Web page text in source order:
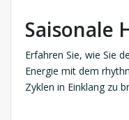
Saisonale
Erfahren Sie, wie Sie
Energie mit dem
Zyklen in Einklang zu